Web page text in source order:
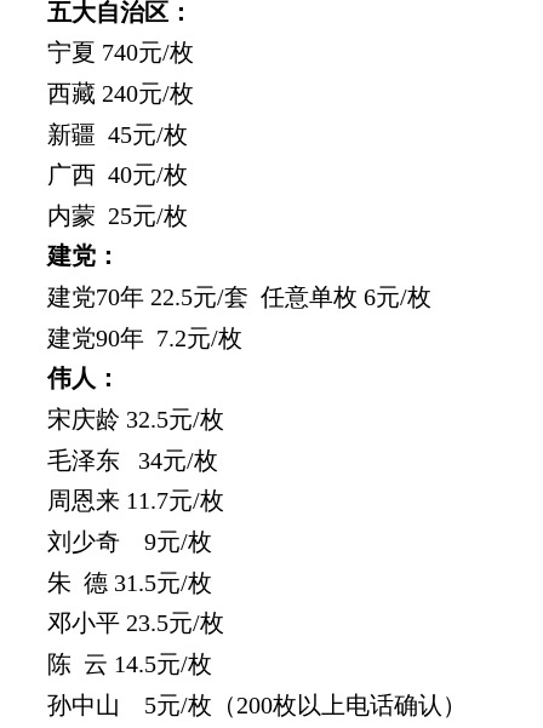
五大自治区：
宁夏 740元/枚
西藏 240元/枚
新疆 45元/枚
广西 40元/枚
内蒙 25元/枚
建党：
建党70年 22.5元/套 任意单枚 6元/枚
建党90年 7.2元/枚
伟人：
宋庆龄 32.5元/枚
毛泽东 34元/枚
周恩来 11.7元/枚
刘少奇 9元/枚
朱 德 31.5元/枚
邓小平 23.5元/枚
陈 云 14.5元/枚
孙中山 5元/枚（200枚以上电话确认）